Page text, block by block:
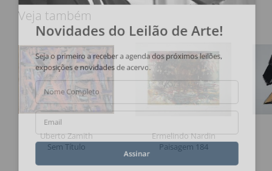
Veja também
Uberto Zamith
Sem Título
Ermelindo Nardin
Paisagem 184
Novidades do Leilão de Arte!
Seja o primeiro a receber a agenda dos próximos leilões,
exposições e novidades de acervo.
Nome Completo
Email